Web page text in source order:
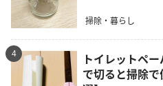
掃除・暮らし
4
トイレットペ
で切ると掃除